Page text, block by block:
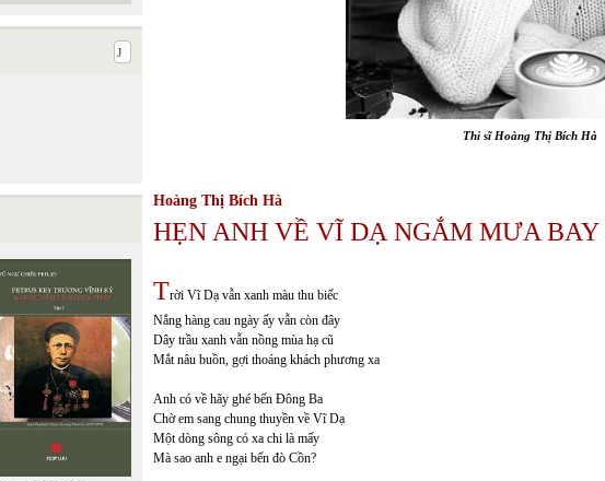
Thi sĩ Hoàng Thị Bích Hà
Hoàng Thị Bích Hà
HẸN ANH VỀ VĨ DẠ NGẮM MƯA BAY
Trời Vĩ Dạ vẫn xanh màu thu biếc
Nắng hàng cau ngày ấy vẫn còn đây
Dây trầu xanh vẫn nồng mùa hạ cũ
Mắt nâu buồn, gợi thoáng khách phương xa
Anh có về hãy ghé bến Đông Ba
Chờ em sang chung thuyền về Vĩ Dạ
Một dòng sông có xa chi là mấy
Mà sao anh e ngại bến đò Cồn?